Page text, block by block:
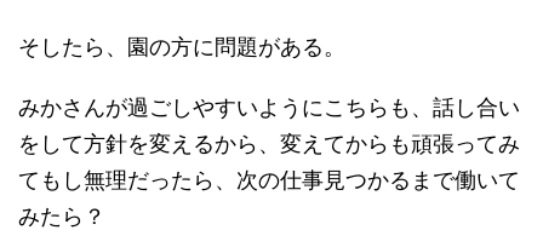
そしたら、園の方に問題がある。
みかさんが過ごしやすいようにこちらも、話し合い
をして方針を変えるから、変えてからも頑張ってみ
てもし無理だったら、次の仕事見つかるまで働いて
みたら？